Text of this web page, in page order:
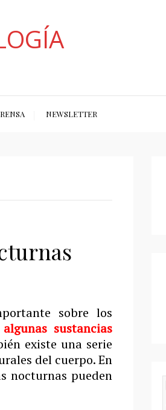
NEWSLETTER
sobre los
algunas sustancias
existe una serie
del cuerpo. En
nocturnas pueden